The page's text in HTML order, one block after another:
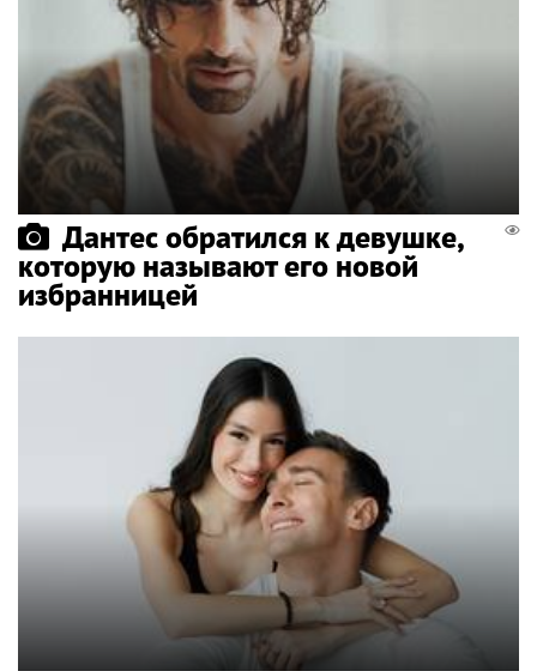
Дантес обратился к девушке,
которую называют его новой
избранницей